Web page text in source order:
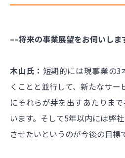
––将来の事業展望をお伺いしま
木山氏： 短期的には現事業の
くことと並行して、新たなサー
にそれらが芽を出すあたりま
います。そして5年以内には弊
させたいというのが今後の目標